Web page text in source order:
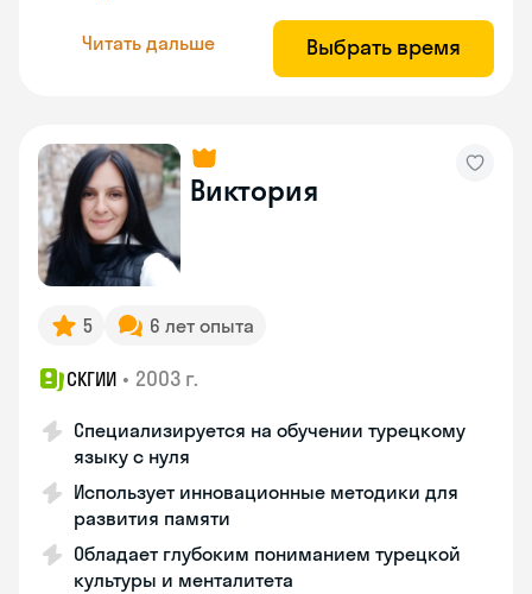
Читать дальше Выбрать время
Виктория
5 6 лет опыта
СКГИИ • 2003 г.
Специализируется на обучении турецкому
языку с нуля
Использует инновационные методики для
развития памяти
Обладает глубоким пониманием турецкой
культуры и менталитета